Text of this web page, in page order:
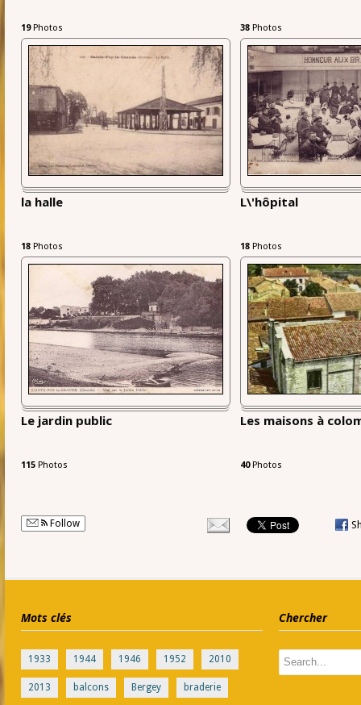
19Photos 38 Photos
la halle
18 Photos
L\'hôpital
18 Photos
Le jardin public
115 Photos
Les maisons à
40Photos
Follow
Mots clés
1933 1944 1946 1952 2010
2013 balcons Bergey braderie
Chercher